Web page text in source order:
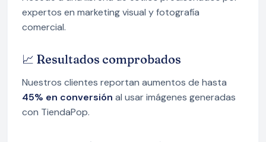
expertos en marketing visual y fotografía
comercial.
📈 Resultados comprobados
Nuestros clientes reportan aumentos de hasta
45% en conversión al usar imágenes generadas
con TiendaPop.